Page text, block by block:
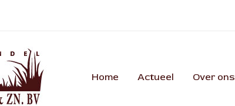
Home Actueel Over ons